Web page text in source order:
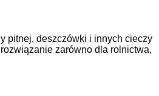
pitnej, deszczówki i innych cieczy
zarówno dla rolnictwa,